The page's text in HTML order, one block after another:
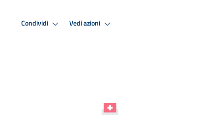
Condividi Vedi azioni